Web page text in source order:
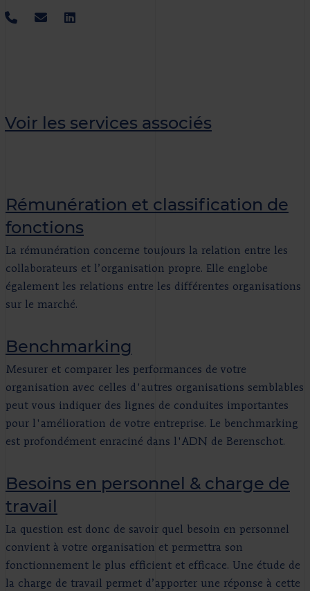
Voir les services associés
Rémunération et classification de
fonctions
La rémunération concerne toujours la relation entre les
collaborateurs et l’organisation propre. Elle englobe
également les relations entre les différentes organisations
sur le marché.
Benchmarking
Mesurer et comparer les performances de votre
organisation avec celles d'autres organisations semblables
peut vous indiquer des lignes de conduites importantes
pour l'amélioration de votre entreprise. Le benchmarking
est profondément enraciné dans l'ADN de Berenschot.
Besoins en personnel & charge de
travail
La question est donc de savoir quel besoin en personnel
convient à votre organisation et permettra son
fonctionnement le plus efficient et efficace. Une étude de
la charge de travail permet d’apporter une réponse à cette